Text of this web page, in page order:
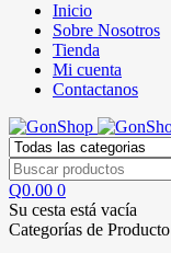
Inicio
Sobre Nosotros
Tienda
Mi cuenta
Contactanos
Q0.00 0
Su cesta está vacía
Categorías de Producto